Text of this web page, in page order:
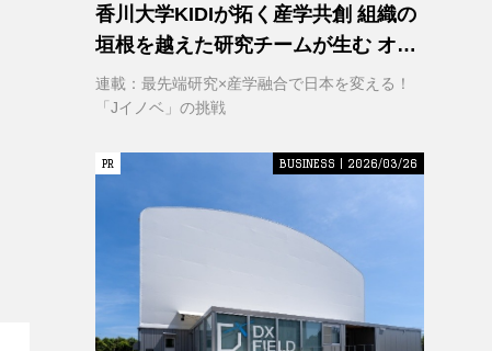
香川大学KIDIが拓く産学共創 組織の
垣根を越えた研究チームが生む オー
プンイノベーション
連載：最先端研究×産学融合で日本を変える！
「Jイノベ」の挑戦
PR
PR BUSINESS | 2026/03/26